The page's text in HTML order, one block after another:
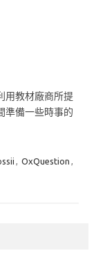
用教材廠商所提
準備一些時事的
OxQuestion